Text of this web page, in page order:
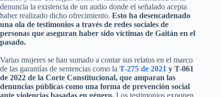
denuncia la existencia de un audio donde el señalado acepta
haber realizado dicho ofrecimiento. Esto ha desencadenado
una ola de testimonios a través de redes sociales de
personas que aseguran haber sido víctimas de Gaitán en el
pasado.
Varias mujeres se han sumado a contar sus relatos en el marco
de las garantías de sentencias como la T-275 de 2021 y T-061
de 2022 de la Corte Constitucional, que amparan las
denuncias públicas como una forma de prevención social
ante violencias basadas en género. Los testimonios exponen